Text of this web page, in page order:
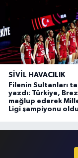
SIVIL HAVACILIK
Filenin Sultanları
yazdı: Türkiye,
mağlup ederek
Ligi şampiyonu oldu